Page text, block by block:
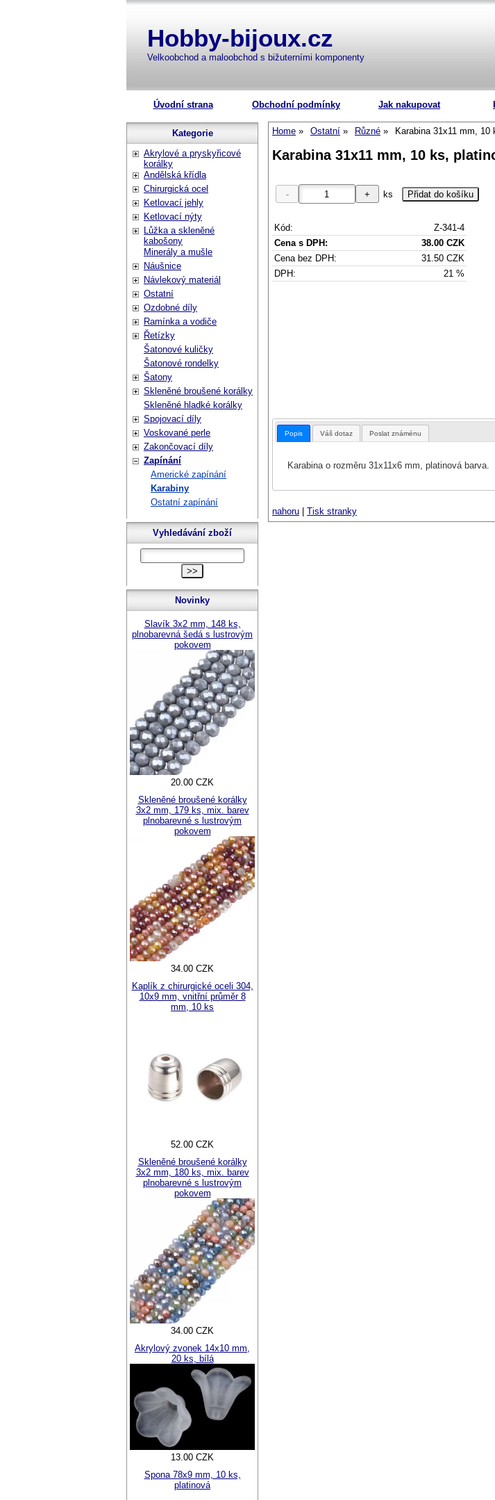
Hobby-bijoux.cz
Velkoobchod a maloobchod s bižuterními komponenty
Úvodní strana Obchodní podmínky Jak nakupovat
Home Ostatní Různé Karabina 31x11 mm, 10
Karabina 31x11 mm, 10 ks,
ks
Kód:
Z-341-4
Cena s DPH:
38.00 CZK
Cena bez DPH:
31.50 CZK
DPH:
21 %
Popis Váš dotaz Poslat známénu
Karabina o rozměru 31x11x6 mm, platinová barva.
nahoru Tisk stranky
Kategorie
Akrylové a pryskyřicové
korálky
Andělská křídla
Chirurgická ocel
Ketlovací jehly
Ketlovací nýty
Lůžka a skleněné
kabošony
Minerály a mušle
Náušnice
Návlekový materiál
Ostatní
Ozdobné díly
Ramínka a vodiče
Řetízky
Šatonové kuličky
Šatonové rondelky
Šatony
Skleněné broušené korálky
Skleněné hladké korálky
Spojovací díly
Voskované perle
Zakončovací díly
Zapínání
Americké zapínání
Karabiny
Ostatní zapínání
Vyhledávání zboží
Novinky
Slavík 3x2 mm, 148 ks,
plnobarevná šedá s lustrovým
pokovem
20.00 CZK
Skleněné broušené korálky
3x2 mm, 179 ks, mix. barev
plnobarevné s lustrovým
pokovem
34.00 CZK
Kaplík z chirurgické oceli 304,
10x9 mm, vnitřní průměr 8
mm, 10 ks
52.00 CZK
Skleněné broušené korálky
3x2 mm, 180 ks, mix. barev
plnobarevné s lustrovým
pokovem
34.00 CZK
Akrylový zvonek 14x10 mm,
20 ks, bílá
13.00 CZK
Spona 78x9 mm, 10 ks,
platinová